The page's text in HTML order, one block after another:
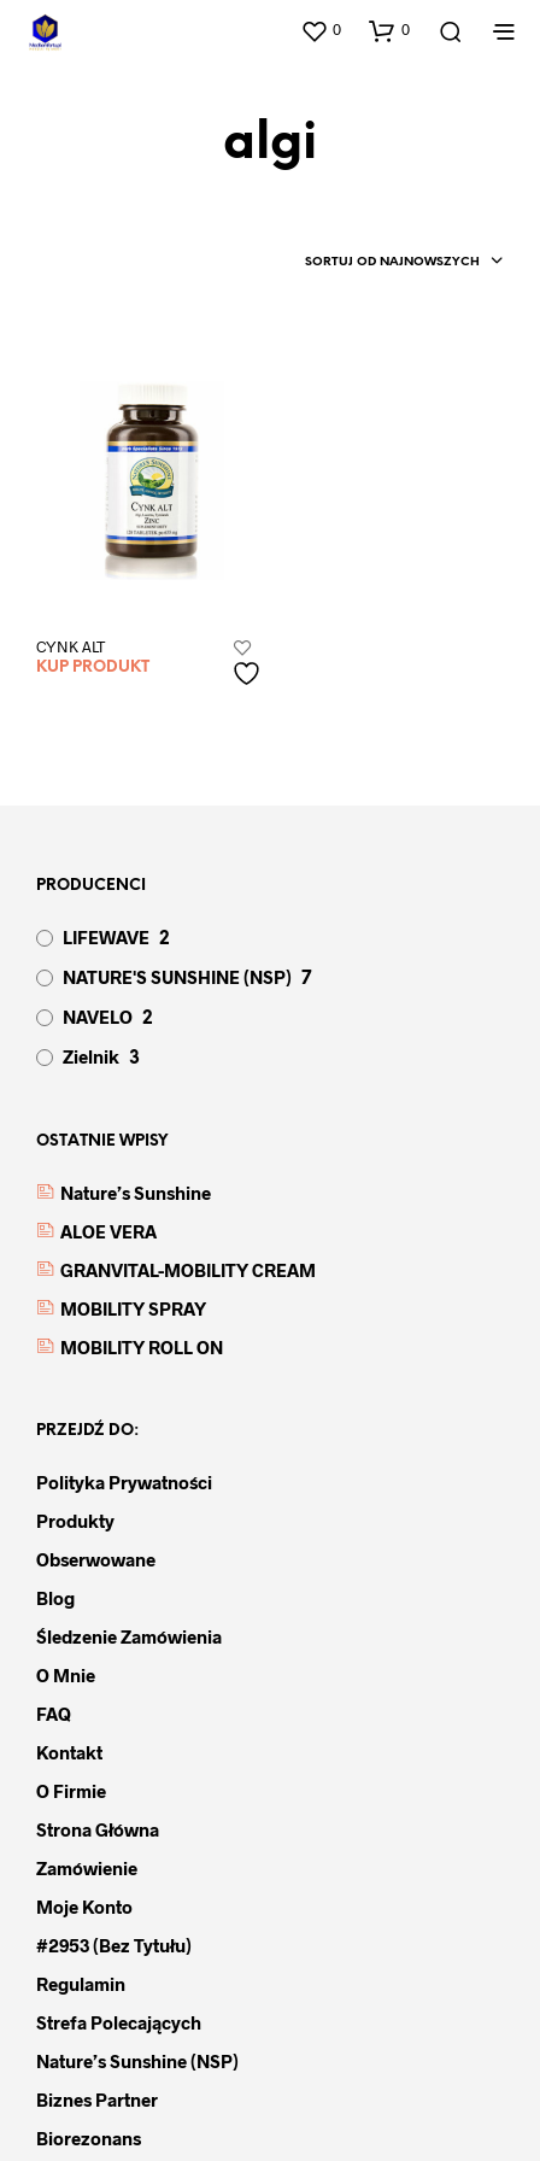
0 0
algi
SORTUJ OD NAJNOWSZYCH
CYNK ALT
KUP PRODUKT
PRODUCENCI
LIFEWAVE 2
NATURE'S SUNSHINE (NSP) 7
NAVELO 2
Zielnik 3
OSTATNIE WPISY
Nature’s Sunshine
ALOE VERA
GRANVITAL-MOBILITY CREAM
MOBILITY SPRAY
MOBILITY ROLL ON
PRZEJDŹ DO:
Polityka Prywatności
Produkty
Obserwowane
Blog
Śledzenie Zamówienia
O Mnie
FAQ
Kontakt
O Firmie
Strona Główna
Zamówienie
Moje Konto
#2953 (bez Tytułu)
Regulamin
Strefa Polecających
Nature’s Sunshine (NSP)
Biznes Partner
Biorezonans